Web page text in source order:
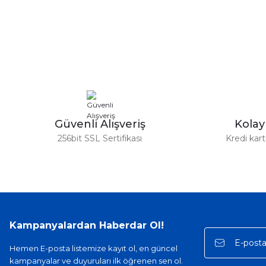
Ürün fiyatı diğer sitelerden daha pahalı.
Bu ürüne benzer farklı alternatifler olmalı.
Güvenli Alışveriş
256bit SSL Sertifikası Kredi
Kampanyalardan Haberdar Ol!
Hemen E-posta listemize kayıt ol, en güncel
kampanyalar ve duyuruları ilk öğrenen sen ol.